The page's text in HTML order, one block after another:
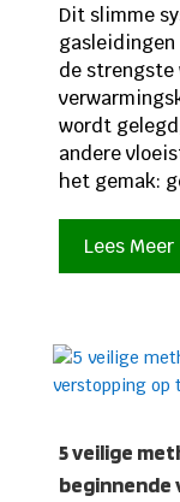
Dit slimme
de strengste
wordt
andere
het gemak:
Lees Meer
5 veilige
beginnende